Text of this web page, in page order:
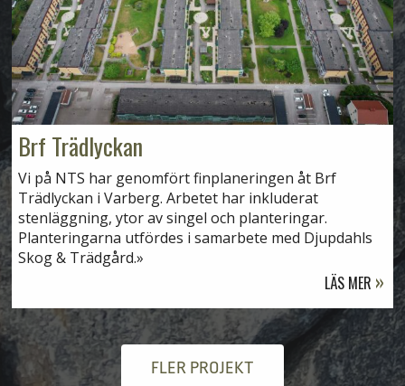
Brf Trädlyckan
Vi på NTS har genomfört finplaneringen åt Brf
Trädlyckan i Varberg. Arbetet har inkluderat
stenläggning, ytor av singel och planteringar.
Planteringarna utfördes i samarbete med Djupdahls
Skog & Trädgård.
LÄS MER
FLER PROJEKT